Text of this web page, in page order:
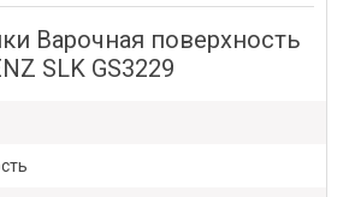
Варочная поверхность
SLK GS3229